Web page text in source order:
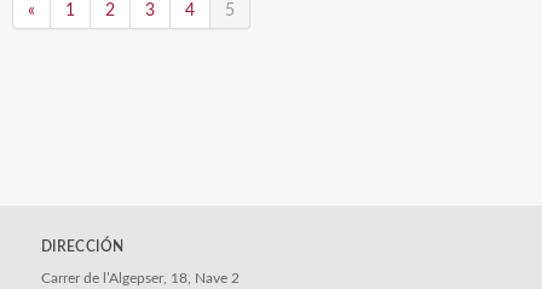
« 1 2 3 4 5
DIRECCIÓN
Carrer de l’Algepser, 18, Nave 2